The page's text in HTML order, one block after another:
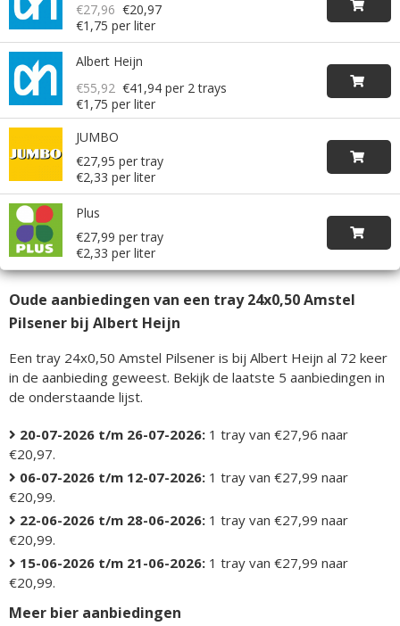
€27,96 €20,97
€1,75 per liter
Albert Heijn
€55,92 €41,94 per 2 trays
€1,75 per liter
JUMBO
€27,95 per tray
€2,33 per liter
Plus
€27,99 per tray
€2,33 per liter
Oude aanbiedingen van een tray 24x0,50 Amstel
Pilsener bij Albert Heijn
Een tray 24x0,50 Amstel Pilsener is bij Albert Heijn al 72 keer
in de aanbieding geweest. Bekijk de laatste 5 aanbiedingen in
de onderstaande lijst.
20-07-2026 t/m 26-07-2026: 1 tray van €27,96 naar
€20,97.
06-07-2026 t/m 12-07-2026: 1 tray van €27,99 naar
€20,99.
22-06-2026 t/m 28-06-2026: 1 tray van €27,99 naar
€20,99.
15-06-2026 t/m 21-06-2026: 1 tray van €27,99 naar
€20,99.
Meer bier aanbiedingen